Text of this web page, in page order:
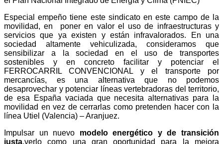
Especial empeño tiene este sindicato en este campo de la
movilidad, en
poner en valor el uso de infraestructuras y
servicios que ya existen y están infravalorados. En una
sociedad altamente vehiculizada, consideramos que
sensibilizar a la sociedad en el uso de transportes
sostenibles y en concreto facilitar y potenciar el
FERROCARRIL CONVENCIONAL y el transporte por
mercancías, es una alternativa que no podemos
desaprovechar y potenciar líneas vertebradoras del territorio,
de esa España vaciada que necesita alternativas para la
movilidad en vez de cerrarlas como pretenden hacer con la
línea Utiel (Valencia) – Aranjuez.
Impulsar un nuevo modelo energético y de transición
justa,verlo como una gran oportunidad para la mejora